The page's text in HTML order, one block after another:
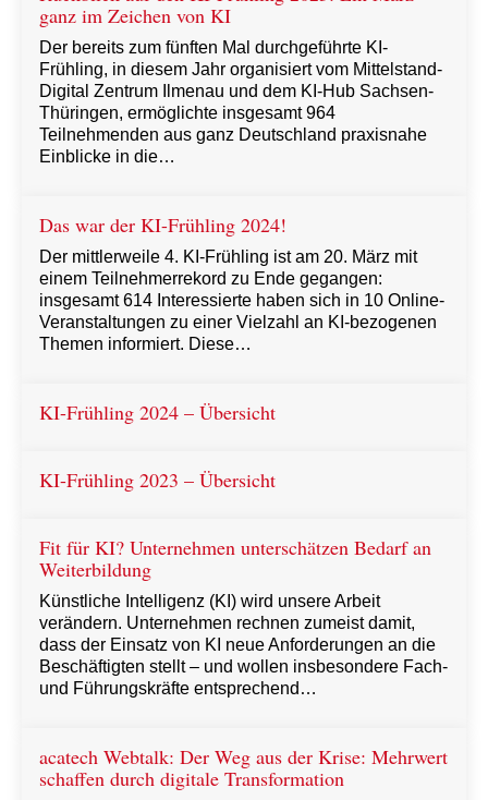
ganz im Zeichen von KI
Der bereits zum fünften Mal durchgeführte KI-
Frühling, in diesem Jahr organisiert vom Mittelstand-
Digital Zentrum Ilmenau und dem KI-Hub Sachsen-
Thüringen, ermöglichte insgesamt 964
Teilnehmenden aus ganz Deutschland praxisnahe
Einblicke in die…
Das war der KI-Frühling 2024!
Der mittlerweile 4. KI-Frühling ist am 20. März mit
einem Teilnehmerrekord zu Ende gegangen:
insgesamt 614 Interessierte haben sich in 10 Online-
Veranstaltungen zu einer Vielzahl an KI-bezogenen
Themen informiert. Diese…
KI-Frühling 2024 – Übersicht
KI-Frühling 2023 – Übersicht
Fit für KI? Unternehmen unterschätzen Bedarf an
Weiterbildung
Künstliche Intelligenz (KI) wird unsere Arbeit
verändern. Unternehmen rechnen zumeist damit,
dass der Einsatz von KI neue Anforderungen an die
Beschäftigten stellt – und wollen insbesondere Fach-
und Führungskräfte entsprechend…
acatech Webtalk: Der Weg aus der Krise: Mehrwert
schaffen durch digitale Transformation